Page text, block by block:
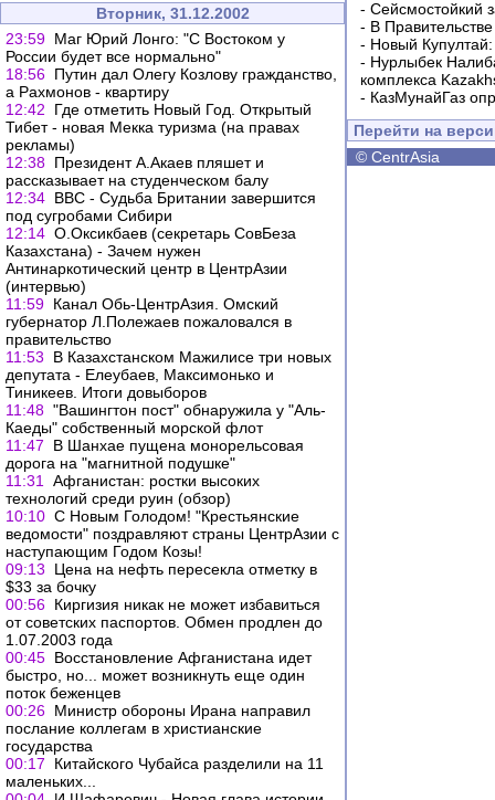
Вторник, 31.12.2002
23:59 Маг Юрий Лонго: "С Востоком у
России будет все нормально"
18:56 Путин дал Олегу Козлову гражданство,
а Рахмонов - квартиру
12:42
Где отметить Новый Год. Открытый
Тибет - новая Мекка туризма (на правах
рекламы)
12:38 Президент А.Акаев пляшет и
рассказывает на студенческом балу
12:34 BBC - Судьба Британии завершится
под сугробами Сибири
12:14 О.Оксикбаев (секретарь СовБеза
Казахстана) - Зачем нужен
Антинаркотический центр в ЦентрАзии
(интервью)
11:59 Канал Обь-ЦентрАзия. Омский
губернатор Л.Полежаев пожаловался в
правительство
11:53
В Казахстанском Мажилисе три новых
депутата - Елеубаев, Максимонько и
Тиникеев. Итоги довыборов
11:48 "Вашингтон пост" обнаружила у "Аль-
Каеды" собственный морской флот
11:47
В Шанхае пущена монорельсовая
дорога на "магнитной подушке"
11:31
Афганистан: ростки высоких
технологий среди руин (обзор)
10:10 С Новым Голодом! "Крестьянские
ведомости" поздравляют страны ЦентрАзии с
наступающим Годом Козы!
09:13
Цена на нефть пересекла отметку в
$33 за бочку
00:56 Киргизия никак не может избавиться
от советских паспортов. Обмен продлен до
1.07.2003 года
00:45 Восстановление Афганистана идет
быстро, но... может возникнуть еще один
поток беженцев
00:26 Министр обороны Ирана направил
послание коллегам в христианские
государства
00:17
Китайского Чубайса разделили на 11
маленьких...
- Сейсмостойкий
- В
- Новый
- Нурлыбек
комплекса
- КазМунайГаз
Перейти на
© CentrAsia